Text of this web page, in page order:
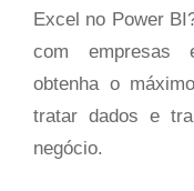
Excel no Power
com empresas
obtenha o
tratar dados e
negócio.